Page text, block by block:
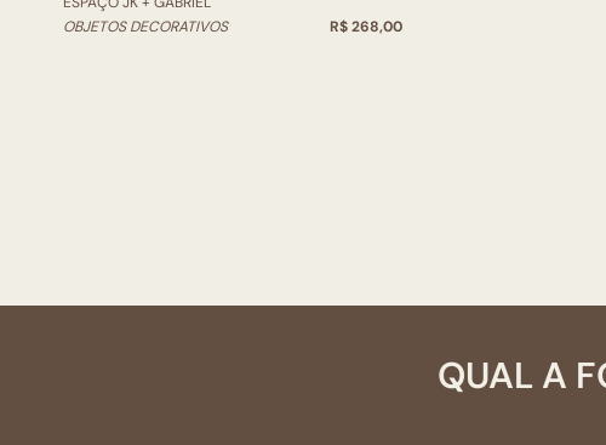
OBJETOS DECORATIVOS
R$ 268,00
QUAL A